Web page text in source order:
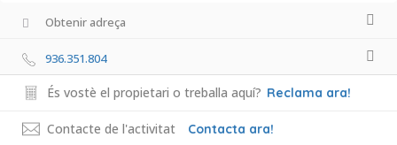
Obtenir adreça
936.351.804
És vostè el propietari o treballa aquí? Reclama ara!
Contacte de l'activitat Contacta ara!